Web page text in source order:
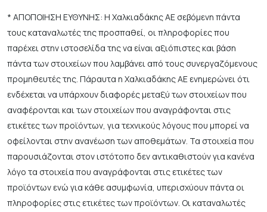
* ΑΠΟΠΟΙΗΣΗ ΕΥΘΥΝΗΣ: Η Χαλκιαδάκης ΑΕ σεβόμενη πάντα
τους καταναλωτές της προσπαθεί, οι πληροφορίες που
παρέχει στην ιστοσελίδα της να είναι αξιόπιστες και βάση
πάντα των στοιχείων που λαμβάνει από τους συνεργαζόμενους
προμηθευτές της. Πάραυτα η Χαλκιαδάκης ΑΕ ενημερώνει ότι
ενδέχεται να υπάρχουν διαφορές μεταξύ των στοιχείων που
αναφέρονται και των στοιχείων που αναγράφονται στις
ετικέτες των προϊόντων, για τεχνικούς λόγους που μπορεί να
οφείλονται στην ανανέωση των αποθεμάτων. Τα στοιχεία που
παρουσιάζονται στον ιστότοπο δεν αντικαθιστούν για κανένα
λόγο τα στοιχεία που αναγράφονται στις ετικέτες των
προϊόντων ενώ για κάθε ασυμφωνία, υπερισχύουν πάντα οι
πληροφορίες στις ετικέτες των προϊόντων. Οι καταναλωτές